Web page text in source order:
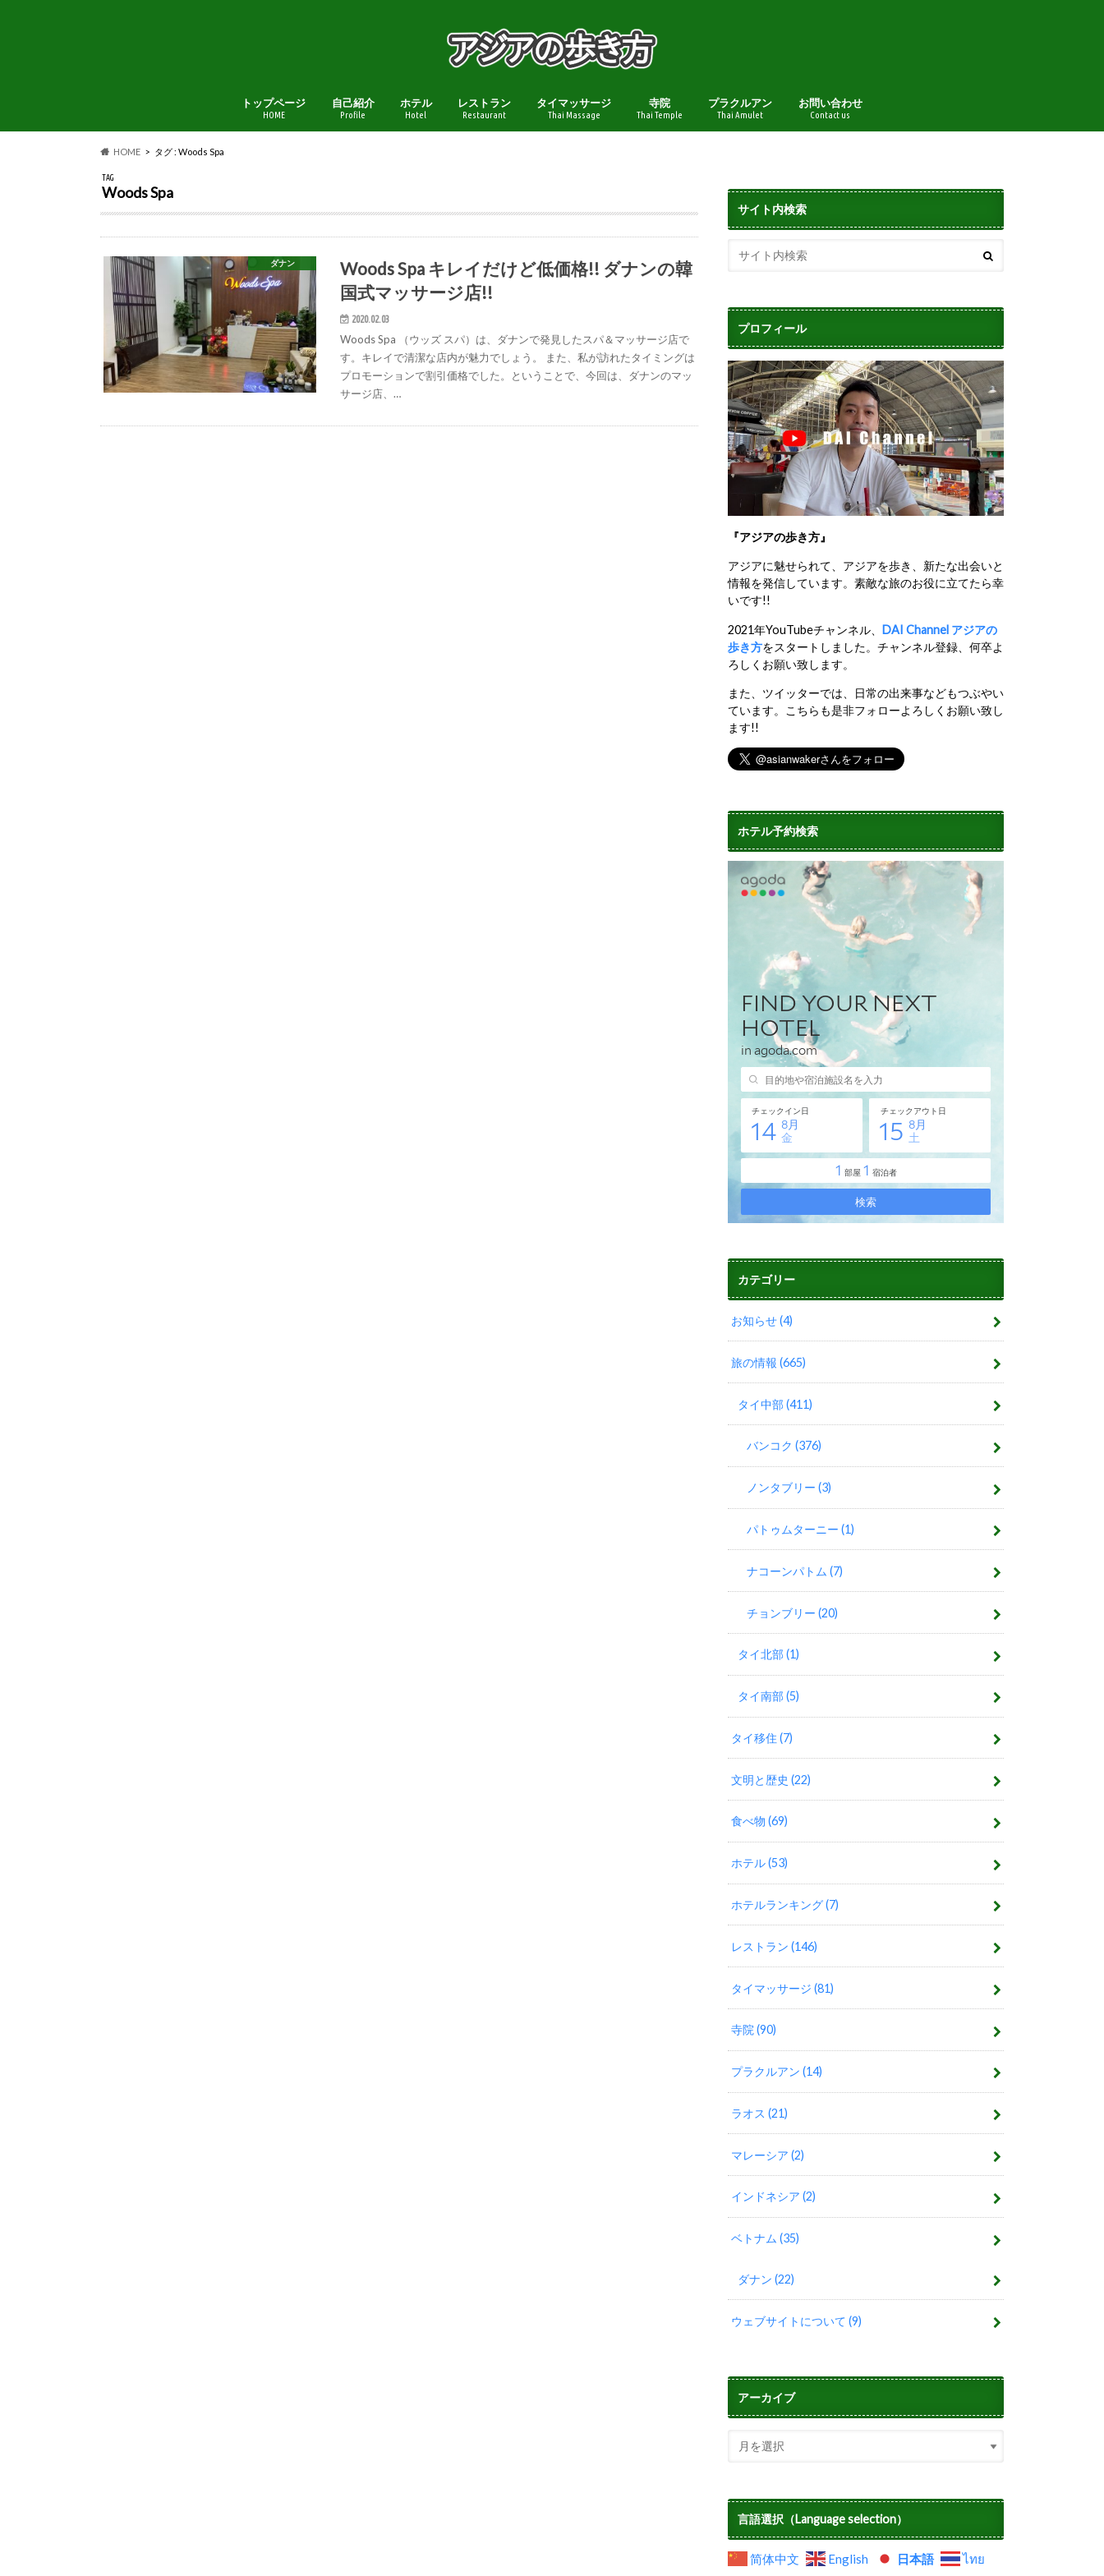
トップページ
HOME
自己紹介
Profile
ホテル
Hotel
レストラン
Restaurant
タイマッサージ
Thai Massage
寺院
Thai Temple
プラクルアン
Thai Amulet
お問い合わせ
Contact us
HOME タグ : Woods Spa
TAG
Woods Spa
ダナン
Woods Spa キレイだけど低価格!! ダナンの韓
国式マッサージ店!!
2020.02.03
Woods Spa （ウッズ スパ）は、ダナンで発見したスパ＆マッサージ店で
す。キレイで清潔な店内が魅力でしょう。 また、私が訪れたタイミングは
プロモーションで割引価格でした。ということで、今回は、ダナンのマッ
サージ店、…
サイト内検索
プロフィール
『アジアの歩き方』
アジアに魅せられて、アジアを歩き、新たな出会いと
情報を発信しています。素敵な旅のお役に立てたら幸
いです!!
2021年YouTubeチャンネル、 DAI Channel アジアの
歩き方をスタートしました。チャンネル登録、何卒よ
ろしくお願い致します。
また、ツイッターでは、日常の出来事などもつぶやい
ています。こちらも是非フォローよろしくお願い致し
ます!!
ホテル予約検索
カテゴリー
お知らせ(4)
旅の情報(665)
タイ中部(411)
バンコク(376)
ノンタブリー(3)
パトゥムターニー(1)
ナコーンパトム(7)
チョンブリー(20)
タイ北部(1)
タイ南部(5)
タイ移住(7)
文明と歴史(22)
食べ物(69)
ホテル(53)
ホテルランキング(7)
レストラン(146)
タイマッサージ(81)
寺院(90)
プラクルアン(14)
ラオス(21)
マレーシア(2)
インドネシア(2)
ベトナム(35)
ダナン (22)
ウェブサイトについて(9)
アーカイブ
言語選択（Language selection）
简体中文 English 日本語 ไทย